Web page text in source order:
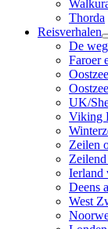
Thorda
Reisverhalen
De
Faroer
UK/
Viking
Zeilen
Ierland
Deens
West